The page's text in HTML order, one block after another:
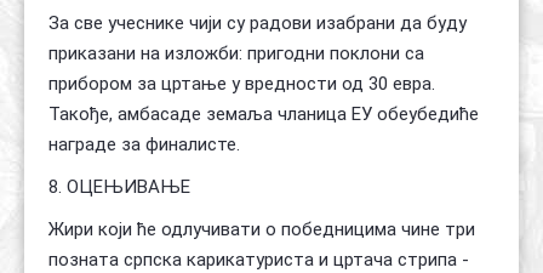
За све учеснике чији су радови изабрани да буду
приказани на изложби: пригодни поклони са
прибором за цртање у вредности од 30 евра.
Такође, амбасаде земаља чланица ЕУ обеyбедиће
награде за финалисте.
8. ОЦЕЊИВАЊЕ
Жири који ће одлучивати о победницима чине три
позната српска карикатуриста и цртача стрипа -